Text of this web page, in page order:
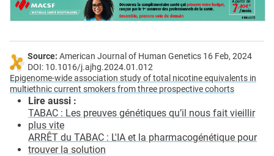
Source: American Journal of Human Genetics 16 Feb, 2024
DOI: 10.1016/j.ajhg.2024.01.012
Epigenome-wide association study of total nicotine equivalents in
multiethnic current smokers from three prospective cohorts
Lire aussi :
TABAC : Les preuves génétiques qu’il nous fait vieillir
plus vite
ARRÊT du TABAC : L'IA et la pharmacogénétique pour
trouver la solution